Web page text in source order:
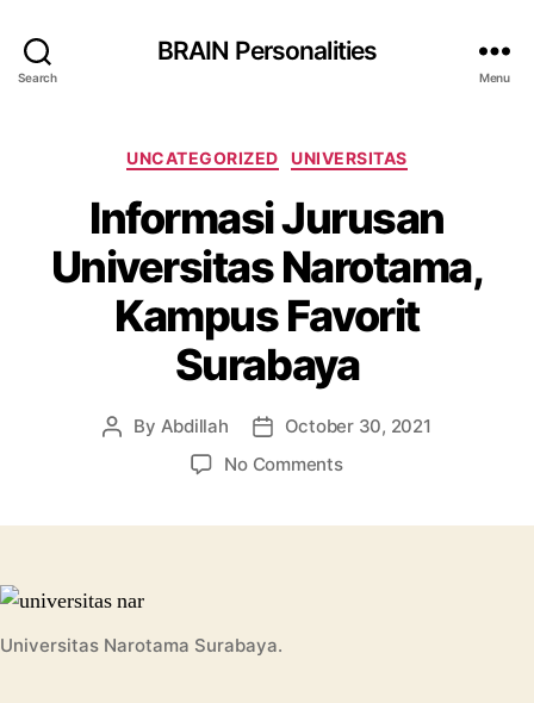
Search
BRAIN Personalities
Menu
Categories
UNCATEGORIZED UNIVERSITAS
Informasi Jurusan
Universitas Narotama,
Kampus Favorit
Surabaya
Post
By Abdillah
Post
date
October 30, 2021
No Commentson
Universitas Narotama Surabaya.